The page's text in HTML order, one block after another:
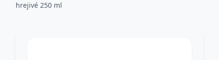
hrejivé 250 ml